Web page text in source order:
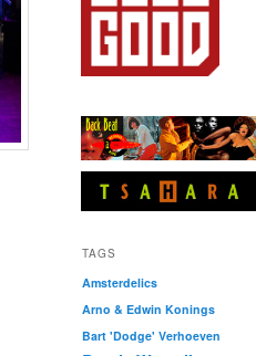
TAGS
Amsterdelics
Arno & Edwin Konings
Bart 'Dodge' Verhoeven